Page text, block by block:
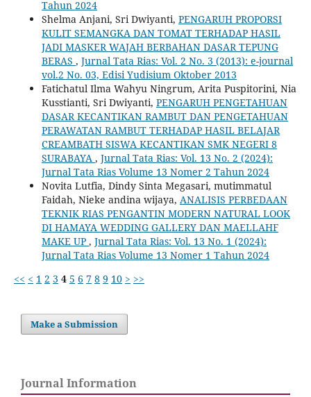
Tahun 2024
Shelma Anjani, Sri Dwiyanti, PENGARUH PROPORSI
KULIT SEMANGKA DAN TOMAT TERHADAP HASIL
JADI MASKER WAJAH BERBAHAN DASAR TEPUNG
BERAS , Jurnal Tata Rias: Vol. 2 No. 3 (2013): e-journal
vol.2 No. 03, Edisi Yudisium Oktober 2013
Fatichatul Ilma Wahyu Ningrum, Arita Puspitorini, Nia
Kusstianti, Sri Dwiyanti, PENGARUH PENGETAHUAN
DASAR KECANTIKAN RAMBUT DAN PENGETAHUAN
PERAWATAN RAMBUT TERHADAP HASIL BELAJAR
CREAMBATH SISWA KECANTIKAN SMK NEGERI 8
SURABAYA , Jurnal Tata Rias: Vol. 13 No. 2 (2024):
Jurnal Tata Rias Volume 13 Nomer 2 Tahun 2024
Novita Lutfia, Dindy Sinta Megasari, mutimmatul
Faidah, Nieke andina wijaya, ANALISIS PERBEDAAN
TEKNIK RIAS PENGANTIN MODERN NATURAL LOOK
DI HAMAYA WEDDING GALLERY DAN MAELLAHF
MAKE UP , Jurnal Tata Rias: Vol. 13 No. 1 (2024):
Jurnal Tata Rias Volume 13 Nomer 1 Tahun 2024
<< < 1 2 3 4 5 6 7 8 9 10 > >>
Make a Submission
Journal Information